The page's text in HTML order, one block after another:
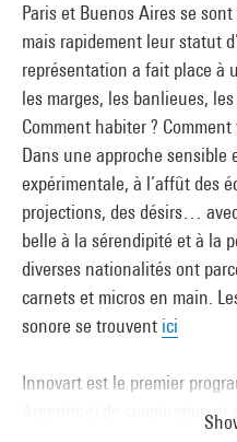
Paris et Buenos Aires se
mais rapidement leur statut
représentation a fait place à
les marges, les banlieues,
Comment habiter ?
Dans une approche
expérimentale, à l’affût des
projections, des désirs…
belle à la sérendipité et à la
diverses nationalités ont
carnets et micros en main.
sonore se trouvent ici
Innovart est le premier
Argentine) de coopération et